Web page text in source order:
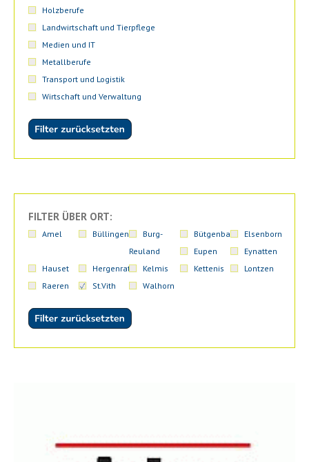
Holzberufe
Landwirtschaft und Tierpflege
Medien und IT
Metallberufe
Transport und Logistik
Wirtschaft und Verwaltung
FILTER ÜBER ORT:
Amel Büllingen
Burg-
Reuland
Bütgenbach
Elsenborn
Eupen
Eynatten
Hauset
Hergenrath Kelmis Kettenis
Lontzen
Raeren
St.Vith Walhorn